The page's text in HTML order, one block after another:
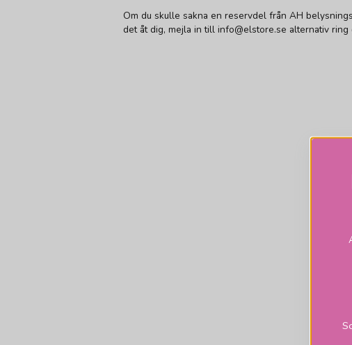
Om du skulle sakna en reservdel från AH
det åt dig, mejla in till info@elstore.se alternativ